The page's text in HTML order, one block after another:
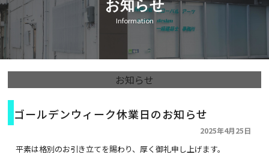
お知らせ
Information
お知らせ
ゴールデンウィーク休業日のお知らせ
2025年4月25日
平素は格別のお引き立てを賜わり、厚く御礼申し上げます。